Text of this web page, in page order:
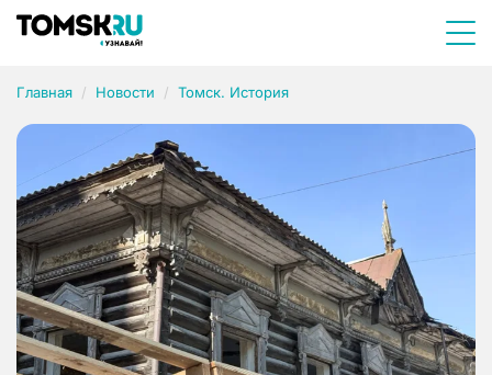
Главная Новости Томск. История